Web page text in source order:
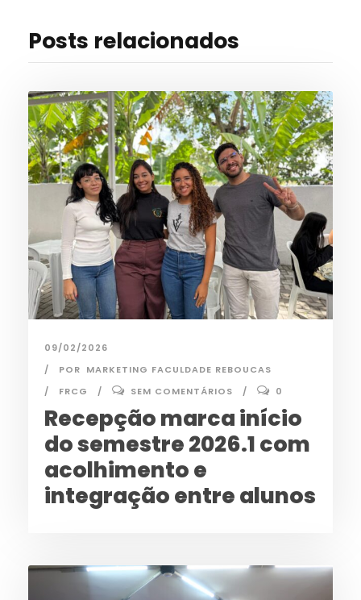
Posts relacionados
09/02/2026
POR MARKETING FACULDADE REBOUCAS
FRCG
SEM COMENTÁRIOS 0
Recepção marca início
do semestre 2026.1 com
acolhimento e
integração entre alunos